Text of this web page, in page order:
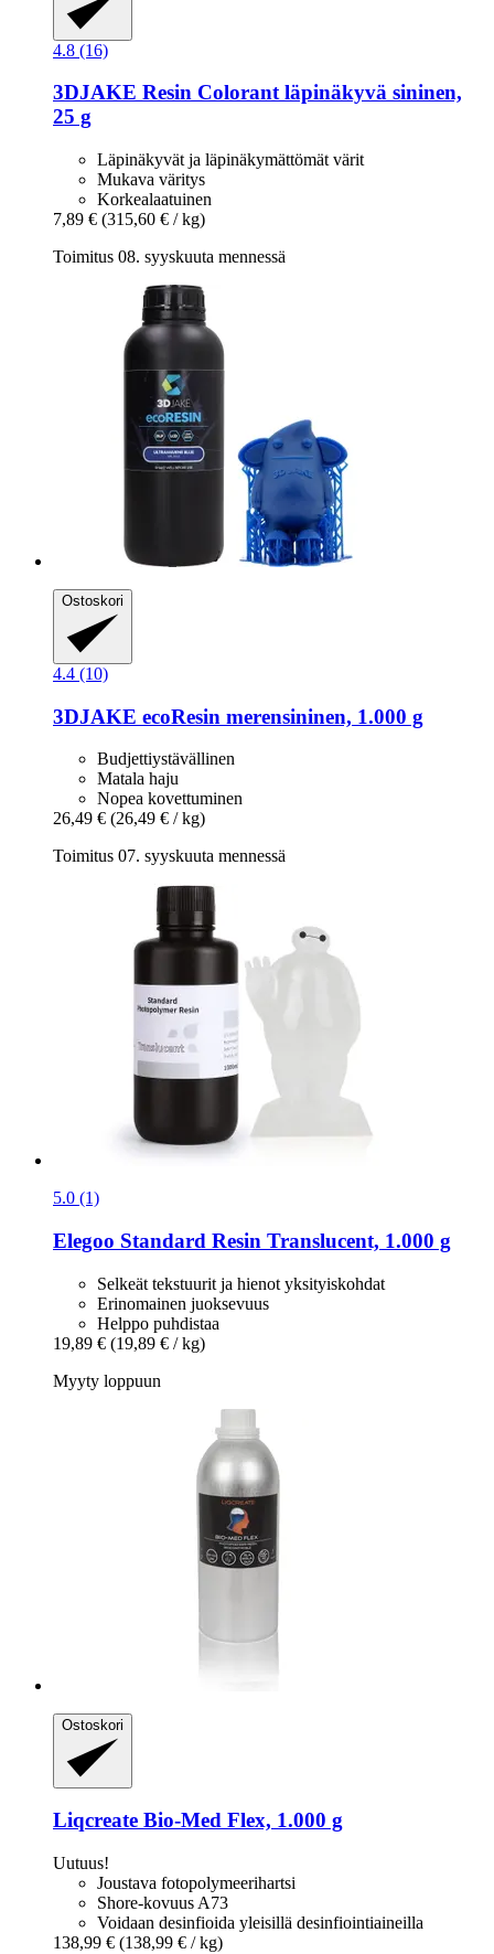
4.8 (16)
3DJAKE Resin Colorant läpinäkyvä sininen,
25 g
Läpinäkyvät ja läpinäkymättömät värit
Mukava väritys
Korkealaatuinen
7,89 € (315,60 € / kg)
Toimitus 08. syyskuuta mennessä
Ostoskori
4.4 (10)
3DJAKE ecoResin merensininen, 1.000 g
Budjettiystävällinen
Matala haju
Nopea kovettuminen
26,49 € (26,49 € / kg)
Toimitus 07. syyskuuta mennessä
5.0 (1)
Elegoo Standard Resin Translucent, 1.000 g
Selkeät tekstuurit ja hienot yksityiskohdat
Erinomainen juoksevuus
Helppo puhdistaa
19,89 € (19,89 € / kg)
Myyty loppuun
Ostoskori
Liqcreate Bio-​Med Flex, 1.000 g
Uutuus!
Joustava fotopolymeerihartsi
Shore-kovuus A73
Voidaan desinfioida yleisillä desinfiointiaineilla
138,99 € (138,99 € / kg)